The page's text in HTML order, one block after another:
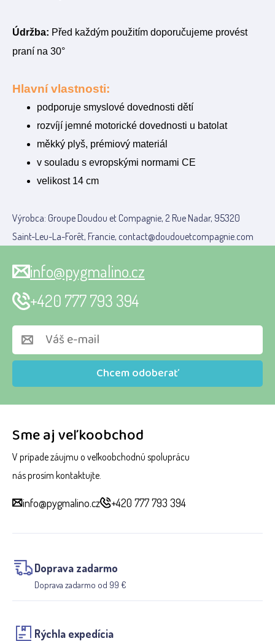
Údržba: Před každým použitím doporučujeme provést
praní na 30°
Hlavní vlastnosti:
podporuje smyslové dovednosti dětí
rozvíjí jemné motorické dovednosti u batolat
měkký plyš, prémiový materiál
v souladu s evropskými normami CE
velikost 14 cm
Výrobca: Groupe Doudou et Compagnie, 2 Rue Nadar, 95320
Saint-Leu-La-Forêt, Francie, contact@doudouetcompagnie.com
Sme aj veľkoobchod
V prípade záujmu o veľkoobchodnú spoluprácu
nás prosím kontaktujte.
info@pygmalino.cz +420 777 793 394
Doprava zadarmo
Doprava zadarmo od 99 €
Rýchla expedícia
Chcem odoberať
info@pygmalino.cz
+420 777 793 394